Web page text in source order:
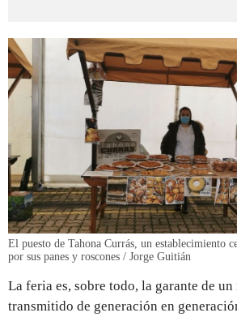
El puesto de Tahona Currás, un establecimiento
por sus panes y roscones / Jorge Guitián
La feria es, sobre todo, la garante de un
transmitido de generación en